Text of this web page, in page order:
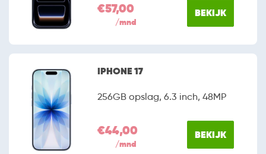
€57,00
/mnd
BEKIJK
IPHONE 17
256GB opslag, 6.3 inch, 48MP
€44,00
/mnd
BEKIJK